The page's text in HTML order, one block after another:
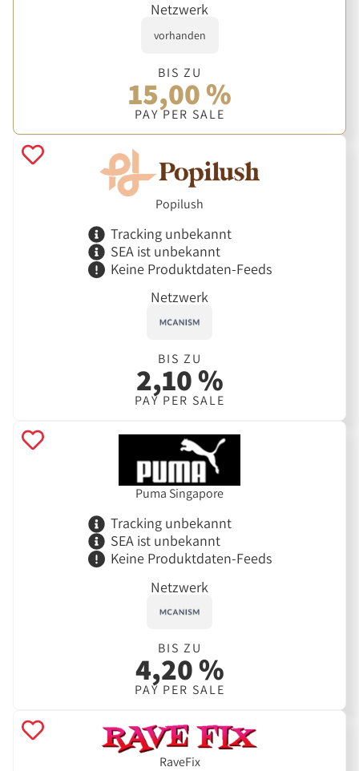
Netzwerk
vorhanden
BIS ZU
15,00 %
PAY PER SALE
Popilush
Tracking unbekannt
SEA ist unbekannt
Keine Produktdaten-Feeds
Netzwerk
BIS ZU
2,10 %
PAY PER SALE
Puma Singapore
Tracking unbekannt
SEA ist unbekannt
Keine Produktdaten-Feeds
Netzwerk
BIS ZU
4,20 %
PAY PER SALE
RaveFix